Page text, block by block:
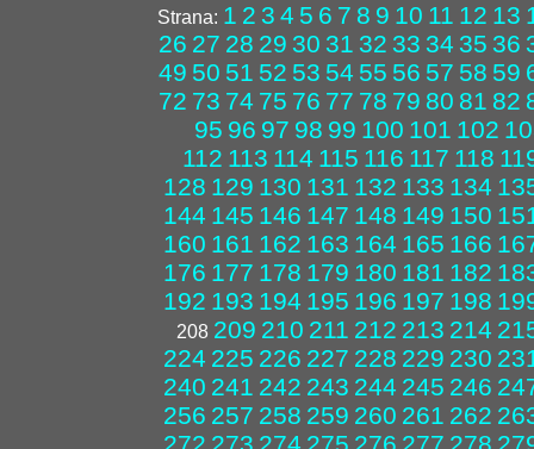
Strana: 1 2 3 4 5 6 7 8 9 10 11 12 13
26 27 28 29 30 31 32 33 34 35 36
49 50 51 52 53 54 55 56 57 58 59
72 73 74 75 76 77 78 79 80 81 82
95 96 97 98 99 100 101 102
112 113 114 115 116 117 118
128 129 130 131 132 133 134
144 145 146 147 148 149 150
160 161 162 163 164 165 166
176 177 178 179 180 181 182
192 193 194 195 196 197 198
208 209 210 211 212 213 214
224 225 226 227 228 229 230
240 241 242 243 244 245 246
256 257 258 259 260 261 262